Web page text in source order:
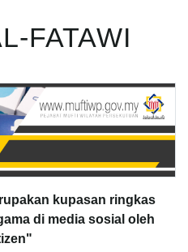
FATAWI
kupasan ringkas
di media sosial oleh